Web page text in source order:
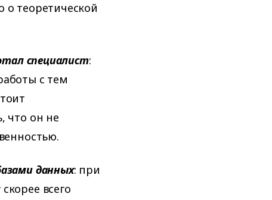
теоретической
специалист:
с тем
что он не
данных: при
всего